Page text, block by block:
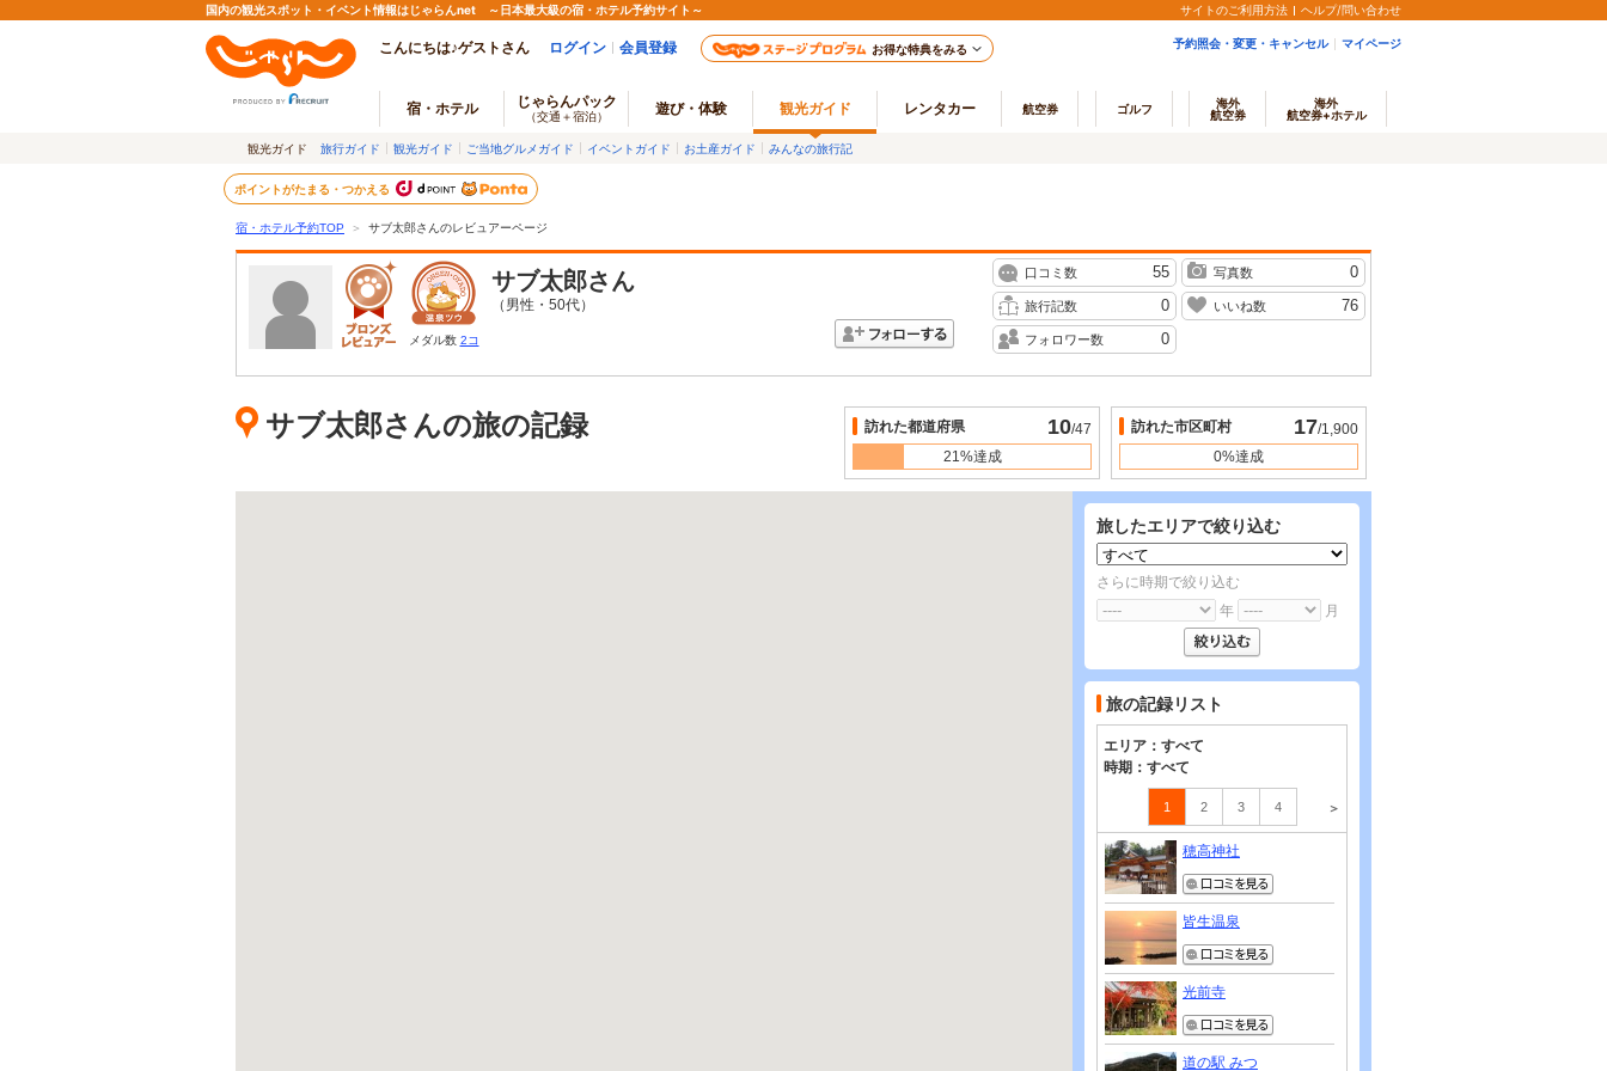
国内の観光スポット・イベント情報はじゃらんnet ～日本最大級の宿・ホテル予約サイト～ サイトのご利用方法 ヘルプ/問い合わせ
こんにちは♪ゲストさん ログイン 会員登録 お得な特典をみる 予約照会・変更・キャンセル マイページ
宿・ホテル じゃらんパック
（交通＋宿泊） 遊び・体験 観光ガイド レンタカー 航空券 ゴルフ
海外
航空券
海外
航空券+ホテル
観光ガイド 旅行ガイド 観光ガイド ご当地グルメガイド イベントガイド お土産ガイド みんなの旅行記
ポイントがたまる・つかえる
宿・ホテル予約TOP ＞ サブ太郎さんのレビュアーページ
メダル数 2コ
サブ太郎さん
（男性・50代）
口コミ数 55 写真数 0
旅行記数 0 いいね数 76
フォロワー数 0
サブ太郎さんの旅の記録 訪れた都道府県 10/47
21%達成
訪れた市区町村 17/1,900
0%達成
旅したエリアで絞り込む
さらに時期で絞り込む
年
月
旅の記録リスト
エリア： すべて
時期： すべて
1 2 3 4 ＞
穂高神社
皆生温泉
光前寺
道の駅 みつ